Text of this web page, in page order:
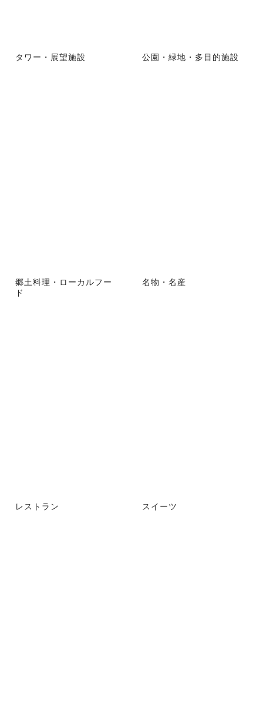
タワー・展望施設 公園・緑地・多目的施設
郷土料理・ローカルフー
ド
名物・名産
レストラン スイーツ